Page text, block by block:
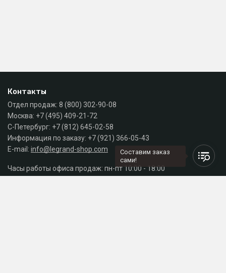
Контакты
Отдел продаж: 8 (800) 302-90-08
Москва: +7 (495) 409-21-72
С-Петербург: +7 (812) 645-02-58
Информация по заказу: +7 (921) 366-05-43
E-mail: info@legrand-shop.com
Часы работы офиса продаж: пн-пт 10:00 - 18:00
Составим заказ
сами!